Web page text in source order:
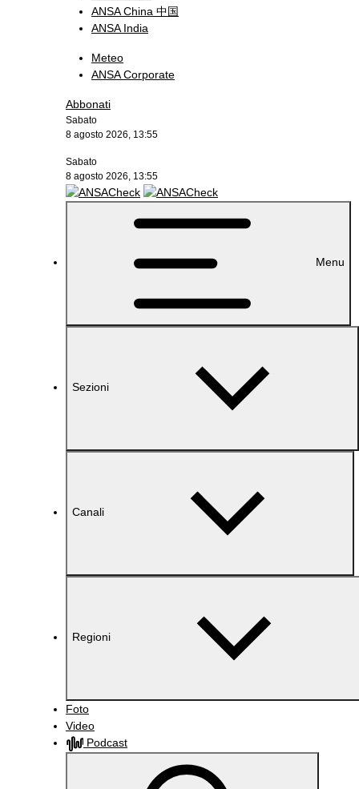
ANSA China 中国
ANSA India
Meteo
ANSA Corporate
Abbonati
Sabato
8 agosto 2026, 13:55
Sabato
8 agosto 2026, 13:55
Menu
Sezioni
Canali
Regioni
Foto
Video
Podcast